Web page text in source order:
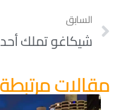
السابق
مقالات مرتبطة